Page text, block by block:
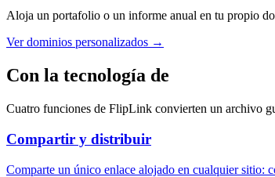
Aloja un portafolio o un informe anual en tu propio
Ver dominios personalizados →
Con la tecnología de
Cuatro funciones de FlipLink convierten un archivo
Compartir y distribuir
Comparte un único enlace alojado en cualquier sitio: